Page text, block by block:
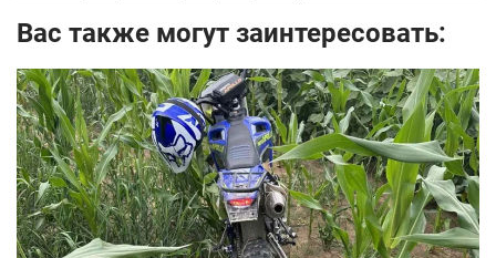
Вас также могут заинтересовать: